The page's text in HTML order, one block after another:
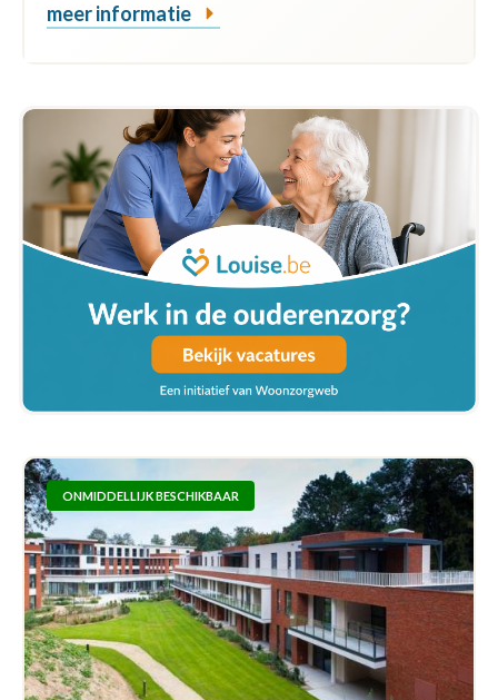
meer informatie
ONMIDDELLIJK BESCHIKBAAR